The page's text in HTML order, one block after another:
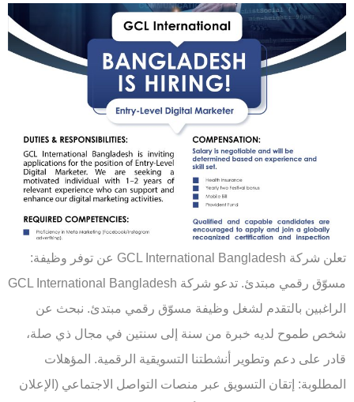
تعلن شركة GCL International Bangladesh عن توفر وظيفة:
مسوّق رقمي مبتدئ. تدعو شركة GCL International Bangladesh
الراغبين بالتقدم لشغل وظيفة مسوّق رقمي مبتدئ. نبحث عن
شخص طموح لديه خبرة من سنة إلى سنتين في مجال ذي صلة،
قادر على دعم وتطوير أنشطتنا التسويقية الرقمية. المؤهلات
المطلوبة: إتقان التسويق عبر منصات التواصل الاجتماعي (الإعلان